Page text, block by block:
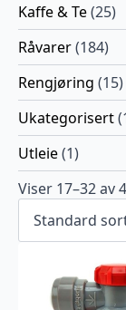
Kaffe & Te(25)
Råvarer(184)
Rengjøring (15)
Ukategorisert
Utleie(1)
Viser 17–32 av